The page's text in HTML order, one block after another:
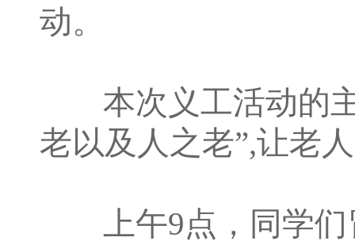
动。
本次义工活动的主
老以及人之老”,让老
上午9点，同学们